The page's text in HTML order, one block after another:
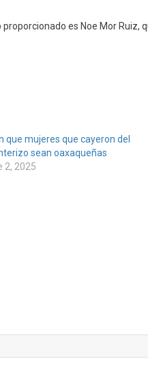
es Noe Mor Ruiz,
que mujeres que cayeron del
sean oaxaqueñas
2, 2025